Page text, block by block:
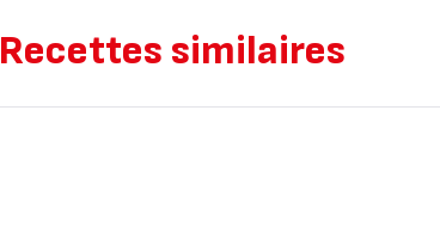
Recettes similaires